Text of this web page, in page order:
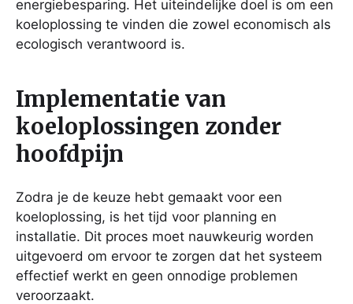
energiebesparing. Het uiteindelijke doel is om een
koeloplossing te vinden die zowel economisch als
ecologisch verantwoord is.
Implementatie van
koeloplossingen zonder
hoofdpijn
Zodra je de keuze hebt gemaakt voor een
koeloplossing, is het tijd voor planning en
installatie. Dit proces moet nauwkeurig worden
uitgevoerd om ervoor te zorgen dat het systeem
effectief werkt en geen onnodige problemen
veroorzaakt.